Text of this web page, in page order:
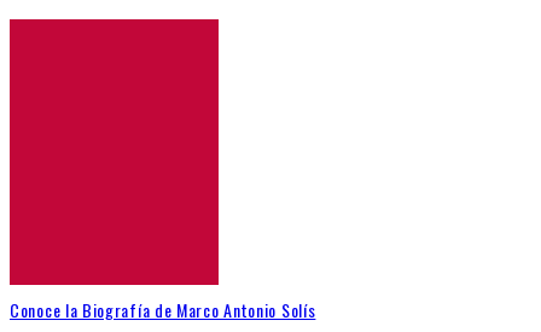
Conoce la Biografía de Marco Antonio Solís